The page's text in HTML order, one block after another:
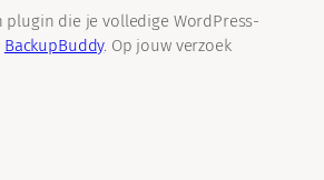
plugin die je volledige WordPress-
BackupBuddy. Op jouw verzoek